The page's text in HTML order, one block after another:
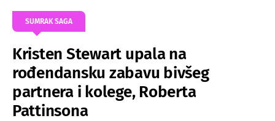
SUMRAK SAGA
Kristen Stewart upala na
rođendansku zabavu bivšeg
partnera i kolege, Roberta
Pattinsona